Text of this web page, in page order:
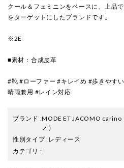
クール＆フェミニンをベースに、上品
をターゲットにしたブランドです。
※2E
■素材：合成皮革
#靴 #ローファー #キレイめ #歩きやす
晴雨兼用 #レイン対応
ブランド :MODE ET JACOMO carino
ノ）
性別タイプ:レディース
カテゴリ :